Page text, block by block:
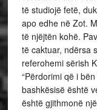
të studiojë fetë,
apo edhe në Zot.
të njëjtën kohë.
të caktuar, ndërsa
referohemi sërish
“Përdorimi që i
bashkësisë është
është gjithmonë